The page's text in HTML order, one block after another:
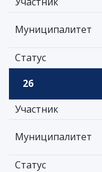
Муниципалитет
Статус
26
Участник
Муниципалитет
Статус